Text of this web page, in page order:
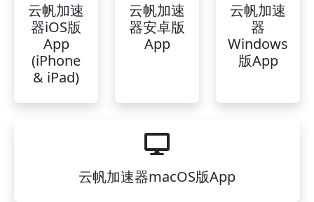
云帆加速
器iOS版
App
(iPhone
& iPad)
云帆加速
器安卓版
App
云帆加速
器
Windows
版App
云帆加速器macOS版App